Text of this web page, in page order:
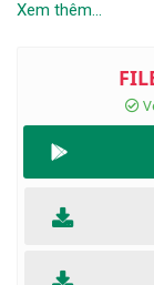
trên đường nhựa.
Ô tô và mô tô
Asphalt 8, với
đầu từ các nhà
Porsche, v.v.
và thiết kế xe
phá các thế giới
Xem thêm...